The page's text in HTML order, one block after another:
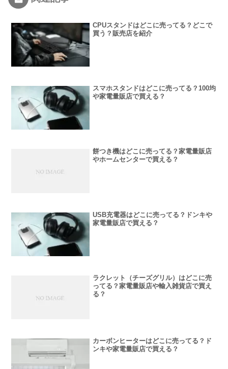
CPUスタンドはどこに売ってる？どこで
買う？販売店を紹介
スマホスタンドはどこに売ってる？100均
や家電量販店で買える？
餅つき機はどこに売ってる？家電量販店
やホームセンターで買える？
USB充電器はどこに売ってる？ドンキや
家電量販店で買える？
ラクレット（チーズグリル）はどこに売
ってる？家電量販店や輸入雑貨店で買え
る？
カーボンヒーターはどこに売ってる？ド
ンキや家電量販店で買える？